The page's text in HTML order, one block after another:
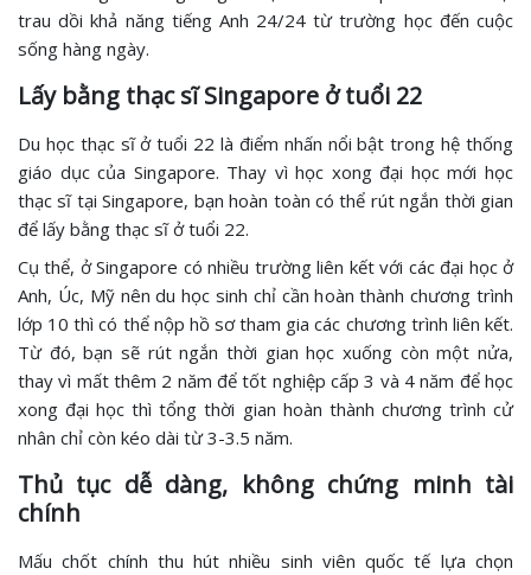
trau dồi khả năng tiếng Anh 24/24 từ trường học đến cuộc
sống hàng ngày.
Lấy bằng thạc sĩ Singapore ở tuổi 22
Du học thạc sĩ ở tuổi 22 là điểm nhấn nổi bật trong hệ thống
giáo dục của Singapore. Thay vì học xong đại học mới học
thạc sĩ tại Singapore, bạn hoàn toàn có thể rút ngắn thời gian
để lấy bằng thạc sĩ ở tuổi 22.
Cụ thể, ở Singapore có nhiều trường liên kết với các đại học ở
Anh, Úc, Mỹ nên du học sinh chỉ cần hoàn thành chương trình
lớp 10 thì có thể nộp hồ sơ tham gia các chương trình liên kết.
Từ đó, bạn sẽ rút ngắn thời gian học xuống còn một nửa,
thay vì mất thêm 2 năm để tốt nghiệp cấp 3 và 4 năm để học
xong đại học thì tổng thời gian hoàn thành chương trình cử
nhân chỉ còn kéo dài từ 3-3.5 năm.
Thủ tục dễ dàng, không chứng minh tài
chính
Mấu chốt chính thu hút nhiều sinh viên quốc tế lựa chọn